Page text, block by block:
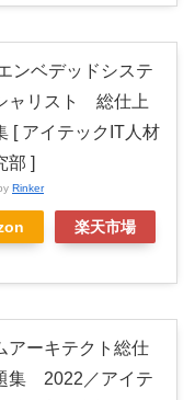
ンベデッドシステ
ャリスト 総仕上
[ アイテックIT人材
部 ]
Rinker
楽天市場
アーキテクト総仕
集 2022／アイテ